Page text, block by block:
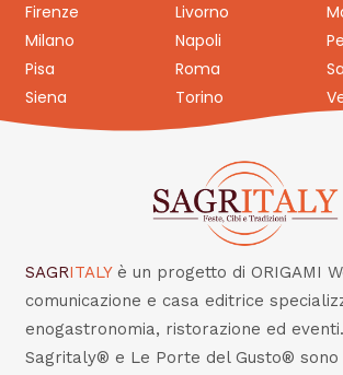
Firenze
Livorno
Milano
Napoli
Pisa
Roma
Siena
Torino
SAGRITALY è un progetto di ORIGAMI
comunicazione e casa editrice
enogastronomia, ristorazione ed eventi.
Sagritaly® e Le Porte del Gusto® sono